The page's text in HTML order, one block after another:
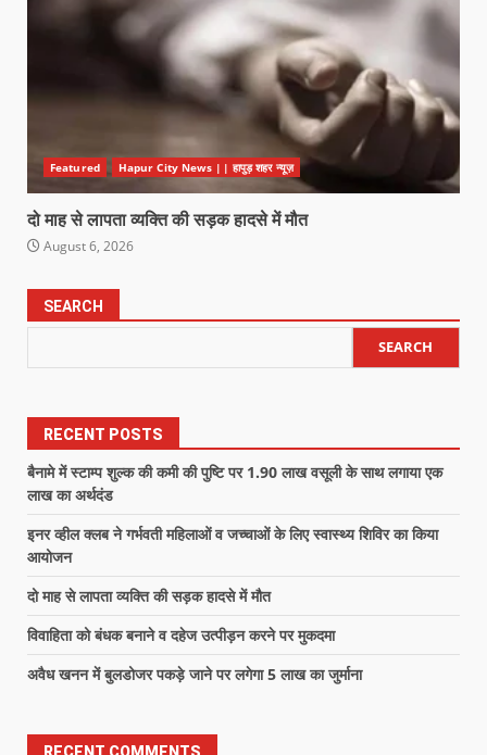
Featured Hapur City News || हापुड़ शहर न्यूज़
दो माह से लापता व्यक्ति की सड़क हादसे में मौत
August 6, 2026
SEARCH
SEARCH
RECENT POSTS
बैनामे में स्टाम्प शुल्क की कमी की पुष्टि पर 1.90 लाख वसूली के साथ लगाया एक
लाख का अर्थदंड
इनर व्हील क्लब ने गर्भवती महिलाओं व जच्चाओं के लिए स्वास्थ्य शिविर का किया
आयोजन
दो माह से लापता व्यक्ति की सड़क हादसे में मौत
विवाहिता को बंधक बनाने व दहेज उत्पीड़न करने पर मुकदमा
अवैध खनन में बुलडोजर पकड़े जाने पर लगेगा 5 लाख का जुर्माना
RECENT COMMENTS